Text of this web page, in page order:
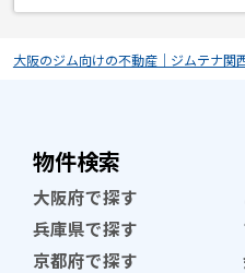
大阪のジム向けの不動産｜ジムテナ関
物件検索
大阪府で探す
兵庫県で探す
京都府で探す